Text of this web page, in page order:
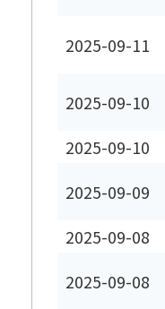
2025-09-11
2025-09-10
2025-09-10
2025-09-09
2025-09-08
2025-09-08